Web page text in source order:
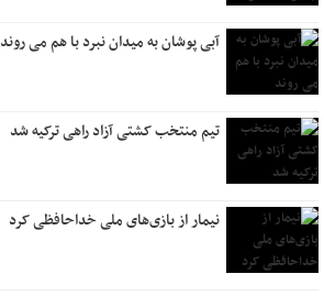
بهار غریب
دلم برای کسی تنگ است
هنر گام زمان
در کوچه سار شب
رویای آشنا
تو کیستی ؟
پشت دریاها
نام من عشق است
نیمه مرطوب ماه
آبی پوشان به میدان نبرد با هم می روند
تیم منتخب کشتی آزاد راهی ترکیه شد
نیمار از بازی‌های ملی خداحافظی کرد